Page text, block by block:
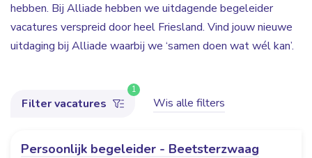
hebben. Bij Alliade hebben we uitdagende begeleider
vacatures verspreid door heel Friesland. Vind jouw nieuwe
uitdaging bij Alliade waarbij we ‘samen doen wat wél kan’.
Filter vacatures
1
Wis alle filters
Persoonlijk begeleider - Beetsterzwaag